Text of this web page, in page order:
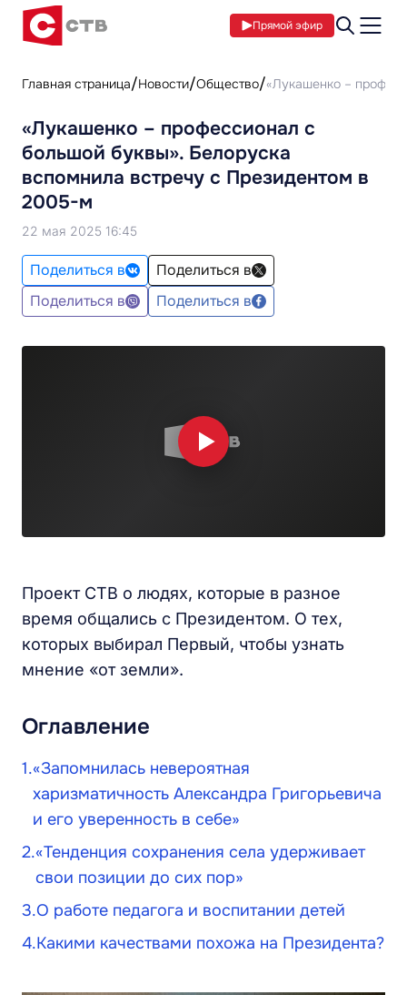
Прямой эфир
Главная страница Новости Общество «Лукашенко –
«Лукашенко – профессионал с
большой буквы». Белоруска
вспомнила встречу с Президентом в
2005-м
22 мая 2025 16:45
Поделиться в
Поделиться в
Поделиться в
Поделиться в
Проект СТВ о людях, которые в разное
время общались с Президентом. О тех,
которых выбирал Первый, чтобы узнать
мнение «от земли».
Оглавление
«Запомнилась невероятная
харизматичность Александра Григорьевича
и его уверенность в себе»
«Тенденция сохранения села удерживает
свои позиции до сих пор»
О работе педагога и воспитании детей
Какими качествами похожа на Президента?